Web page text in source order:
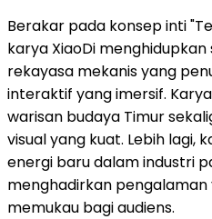
Berakar pada konsep inti
karya XiaoDi
rekayasa mekanis yang
interaktif yang imersif.
warisan budaya Timur
visual yang kuat. Lebih lagi,
energi baru dalam industri
menghadirkan
memukau bagi audiens.